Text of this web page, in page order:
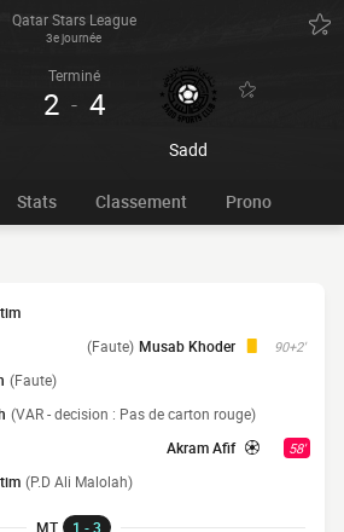
Qatar Stars League
3e journée
Terminé
2 - 4
Sadd
Stats Classement Prono
90+2'
Musab Khoder
(Faute)
(Faute)
(VAR - decision : Pas de carton rouge)
58'
Akram Afif
(P.D Ali Malolah)
MT 1 - 3